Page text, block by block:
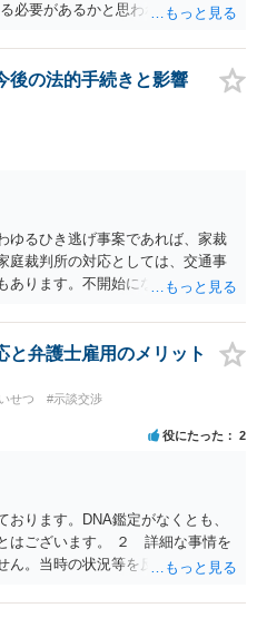
必要があるかと思われますので、
後の法的手続きと影響
ゆるひき逃げ事案であれば、家裁
庭裁判所の対応としては、交通事
あります。不開始になるかどうか
と弁護士雇用のメリット
せつ
#示談交渉
役にたった 2
ります。DNA鑑定がなくとも、
はございます。 ２ 詳細な事情を
ん。当時の状況等を反論していく
せん。依頼しない理由がないかと